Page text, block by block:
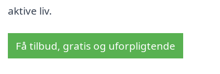
aktive liv.
Få tilbud, gratis og uforpligtende